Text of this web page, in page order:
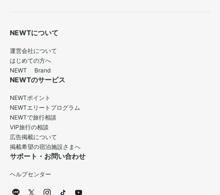
NEWTについて
運営会社について
はじめての方へ
NEWT Brand
NEWTのサービス
NEWTポイント
NEWTエリートプログラム
NEWTで旅行相談
VIP旅行の相談
広告掲載について
掲載希望の宿泊施設さまへ
サポート・お問い合わせ
ヘルプセンター